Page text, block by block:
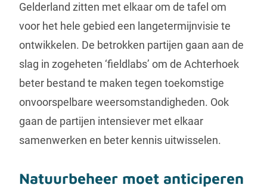
Gelderland zitten met elkaar om de tafel om
voor het hele gebied een langetermijnvisie te
ontwikkelen. De betrokken partijen gaan aan de
slag in zogeheten ‘fieldlabs’ om de Achterhoek
beter bestand te maken tegen toekomstige
onvoorspelbare weersomstandigheden. Ook
gaan de partijen intensiever met elkaar
samenwerken en beter kennis uitwisselen.
Natuurbeheer moet anticiperen